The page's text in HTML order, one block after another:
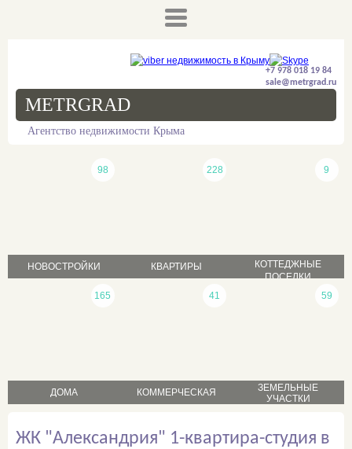
+7 978 018 19 84
sale@metrgrad.ru
METRGRAD
Агентство недвижимости Крыма
НОВОСТРОЙКИ
98
КВАРТИРЫ
228
КОТТЕДЖНЫЕ
ПОСЕЛКИ
9
ДОМА
165
КОММЕРЧЕСКАЯ
41
ЗЕМЕЛЬНЫЕ
УЧАСТКИ
продажа
59
ЖК "Александрия" 1-квартира-студия в